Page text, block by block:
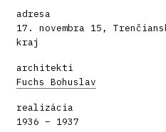
adresa
17. novembra 15,
kraj
architekti
Fuchs Bohuslav
realizácia
1936 – 1937